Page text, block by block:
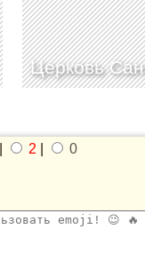
Церковь
2
0